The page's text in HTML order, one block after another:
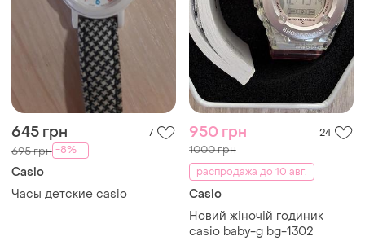
645 грн 7
695 грн -8%
Casio
Часы детские casio
950 грн 24
1000 грн
распродажа до 10 авг.
Casio
Новий жіночій годиник
casio baby-g bg-1302